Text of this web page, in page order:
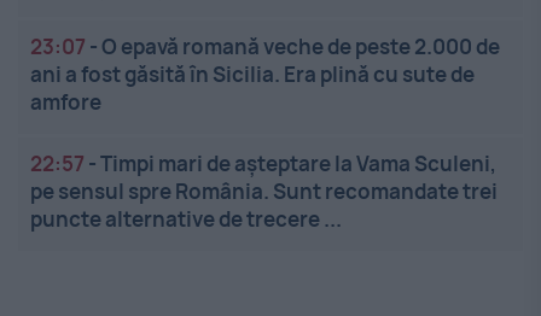
23:07 -O epavă romană veche de peste 2.000 de
ani a fost găsită în Sicilia. Era plină cu sute de
amfore
22:57 -Timpi mari de așteptare la Vama Sculeni,
pe sensul spre România. Sunt recomandate trei
puncte alternative de trecere ...